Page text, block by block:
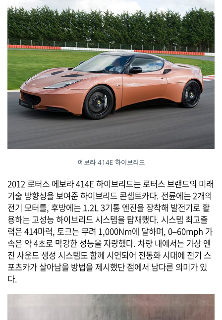
에보라 414E 하이브리드
2012 로터스 에보라 414E 하이브리드는 로터스 브랜드의 미래
기술 방향성을 보여준 하이브리드 콘셉트카다. 전륜에는 2개의
전기 모터를, 후방에는 1.2L 3기통 엔진을 장착해 발전기로 활
용하는 고성능 하이브리드 시스템을 탑재했다. 시스템 최고출
력은 414마력, 토크는 무려 1,000Nm에 달하며, 0–60mph 가
속은 약 4초로 막강한 성능을 자랑했다. 차량 내에서는 가상 엔
진 사운드 생성 시스템도 함께 시연되어 전동화 시대에 전기 스
포츠카가 살아남을 방법을 제시했단 점에서 남다른 의미가 있
다.